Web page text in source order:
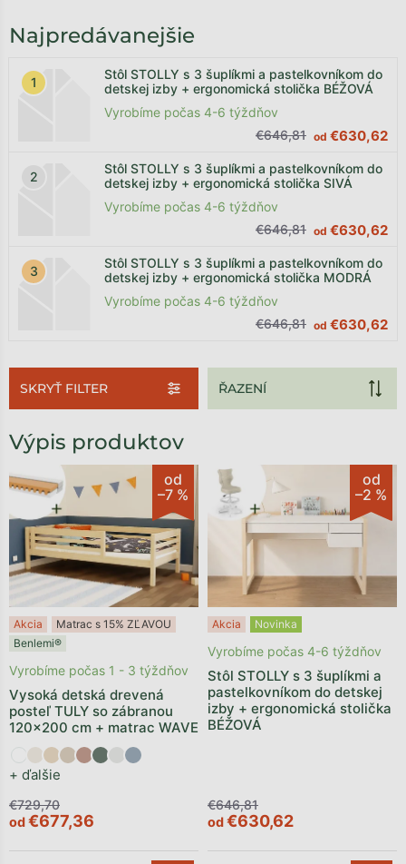
Najpredávanejšie
Stôl STOLLY s 3 šuplíkmi a pastelkovníkom do
detskej izby + ergonomická stolička BÉŽOVÁ
Vyrobíme počas 4-6 týždňov
€646,81 od €630,62
Stôl STOLLY s 3 šuplíkmi a pastelkovníkom do
detskej izby + ergonomická stolička SIVÁ
Vyrobíme počas 4-6 týždňov
€646,81 od €630,62
Stôl STOLLY s 3 šuplíkmi a pastelkovníkom do
detskej izby + ergonomická stolička MODRÁ
Vyrobíme počas 4-6 týždňov
€646,81 od €630,62
SKRYŤ FILTER
Výpis produktov
od
–7 %
Akcia
Matrac s 15% ZĽAVOU
Benlemi®
Vysoká detská drevená
posteľ TULY so zábranou
120x200 cm + matrac WAVE
+ ďalšie
Vyrobíme počas 1 - 3 týždňov
€729,70
od€677,36
od
–2 %
Akcia Novinka
Stôl STOLLY s 3 šuplíkmi a
pastelkovníkom do detskej
izby + ergonomická stolička
BÉŽOVÁ
Vyrobíme počas 4-6 týždňov
€646,81
od€630,62